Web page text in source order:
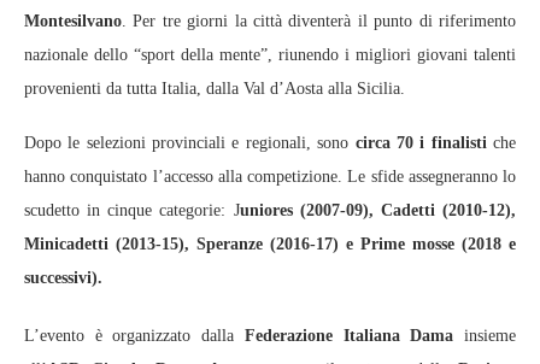
Montesilvano . Per tre giorni la città diventerà il punto di riferimento
nazionale dello “sport della mente”, riunendo i migliori giovani talenti
provenienti da tutta Italia, dalla Val d’Aosta alla Sicilia.
Dopo le selezioni provinciali e regionali, sono circa 70 i finalisti che
hanno conquistato l’accesso alla competizione. Le sfide assegneranno lo
scudetto in cinque categorie: Juniores (2007-09), Cadetti (2010-12),
Minicadetti (2013-15), Speranze (2016-17) e Prime mosse (2018 e
successivi).
L’evento è organizzato dalla Federazione Italiana Dama insieme